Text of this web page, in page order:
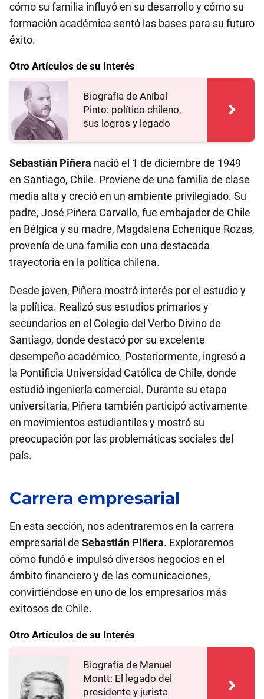
cómo su familia influyó en su desarrollo y cómo su
formación académica sentó las bases para su futuro
éxito.
Otro Artículos de su Interés
Biografía de Aníbal
Pinto: político chileno,
sus logros y legado
Sebastián Piñera nació el 1 de diciembre de 1949
en Santiago, Chile. Proviene de una familia de clase
media alta y creció en un ambiente privilegiado. Su
padre, José Piñera Carvallo, fue embajador de Chile
en Bélgica y su madre, Magdalena Echenique Rozas,
provenía de una familia con una destacada
trayectoria en la política chilena.
Desde joven, Piñera mostró interés por el estudio y
la política. Realizó sus estudios primarios y
secundarios en el Colegio del Verbo Divino de
Santiago, donde destacó por su excelente
desempeño académico. Posteriormente, ingresó a
la Pontificia Universidad Católica de Chile, donde
estudió ingeniería comercial. Durante su etapa
universitaria, Piñera también participó activamente
en movimientos estudiantiles y mostró su
preocupación por las problemáticas sociales del
país.
Carrera empresarial
En esta sección, nos adentraremos en la carrera
empresarial de Sebastián Piñera. Exploraremos
cómo fundó e impulsó diversos negocios en el
ámbito financiero y de las comunicaciones,
convirtiéndose en uno de los empresarios más
exitosos de Chile.
Otro Artículos de su Interés
Biografía de Manuel
Montt: El legado del
presidente y jurista